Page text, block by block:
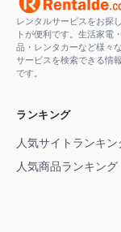
レンタルサービスをお探
トが便利です。生活家電
品・レンタカーなど様々
サービスを検索できる情
です。
ランキング
人気サイトランキン
人気商品ランキング